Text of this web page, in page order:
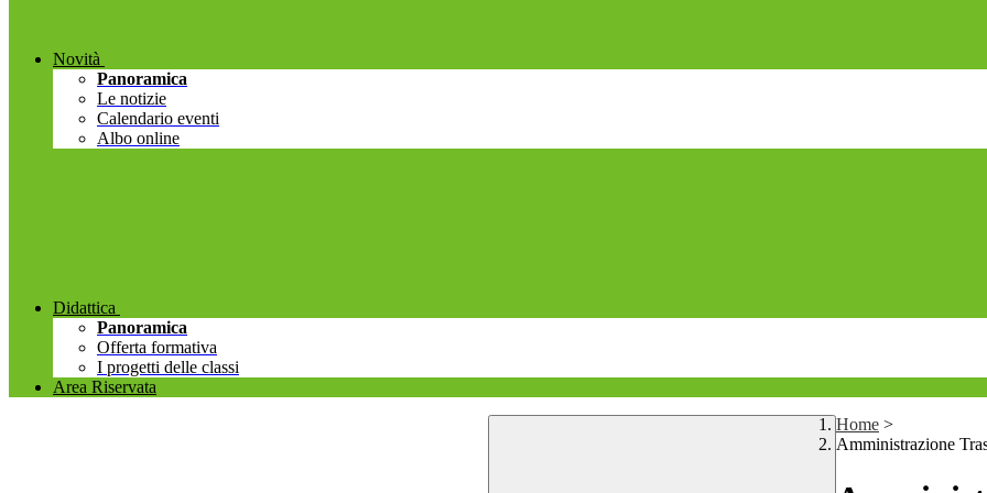
Novità
Panoramica
Le notizie
Calendario eventi
Albo online
Didattica
Panoramica
Offerta formativa
I progetti delle classi
Area Riservata
Home >
Amministrazione